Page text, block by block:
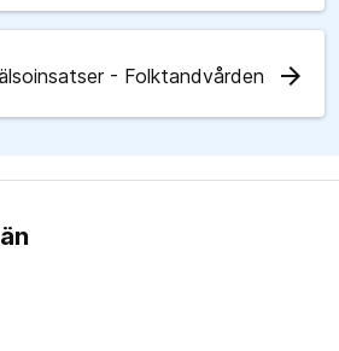
- Folktandvården arrow_forward